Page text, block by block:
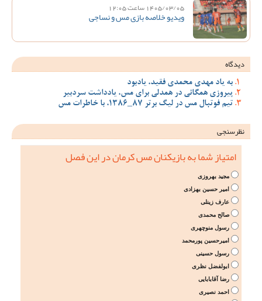
1405/03/05 ساعت 12:05
ویدیو خلاصه بازی مس و نساجی
دیدگاه
به یاد مهدی محمدی فقید، یادبود
پیروزی همگانی در همدلی برای مس، یادداشت سردبیر
تیم فوتبال مس در لیگ برتر 87_1386، با خاطرات مس
نظرسنجی
امتیاز شما به بازیکنان مس کرمان در این فصل
مجید بهروزی
امیر حسین بهزادی
عارف زینلی
صالح محمدی
رسول منوچهری
امیرحسین پورمحمد
رسول حسینی
ابولفضل نظری
رضا آقابابایی
احمد نصیری